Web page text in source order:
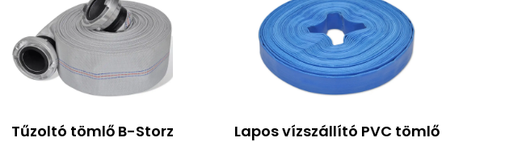
Tűzoltó tömlő B-Storz
Lapos vízszállító PVC tömlő